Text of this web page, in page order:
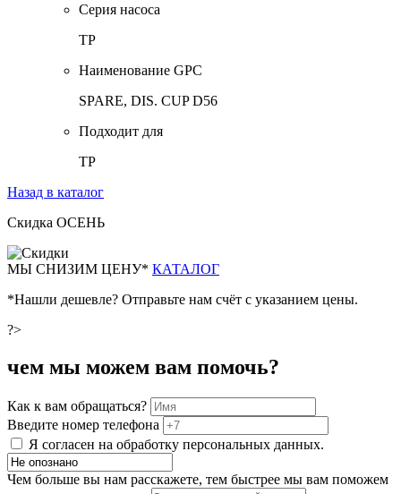
Серия насоса
TP
Наименование GPC
SPARE, DIS. CUP D56
Подходит для
TP
Назад в каталог
Скидка ОСЕНЬ
МЫ СНИЗИМ ЦЕНУ* КАТАЛОГ
*Нашли дешевле? Отправьте нам счёт с указанием цены.
?>
чем мы можем вам помочь?
Как к вам обращаться?
Введите номер телефона
Я согласен на обработку персональных данных.
Чем больше вы нам расскажете, тем быстрее мы вам поможем